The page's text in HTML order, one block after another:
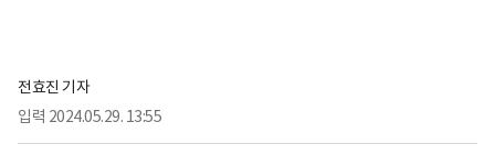
전효진 기자
입력 2024.05.29. 13:55